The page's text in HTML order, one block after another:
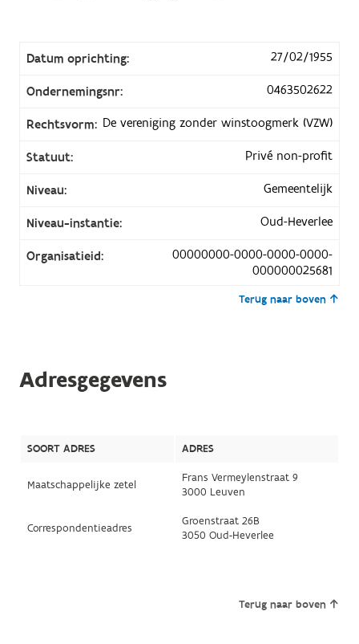
Datum oprichting: 27/02/1955
Ondernemingsnr: 0463502622
Rechtsvorm: De vereniging zonder winstoogmerk (VZW)
Statuut: Privé non-profit
Niveau: Gemeentelijk
Niveau-instantie: Oud-Heverlee
Organisatieid:
00000000-0000-0000-0000-
000000025681
Terug naar boven
Adresgegevens
SOORT ADRES ADRES
Maatschappelijke zetel
Frans Vermeylenstraat 9
3000 Leuven
Correspondentieadres
Groenstraat 26B
3050 Oud-Heverlee
Terug naar boven